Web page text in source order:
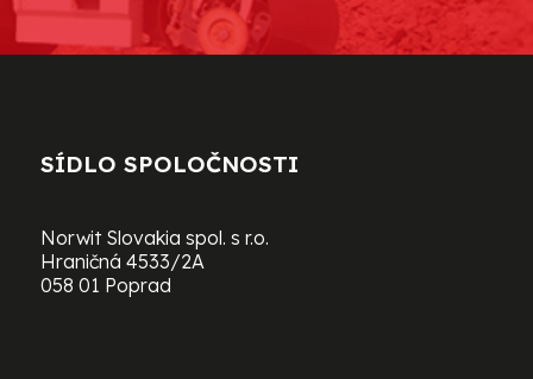
SÍDLO SPOLOČNOSTI
Norwit Slovakia spol. s r.o.
Hraničná 4533/2A
058 01 Poprad